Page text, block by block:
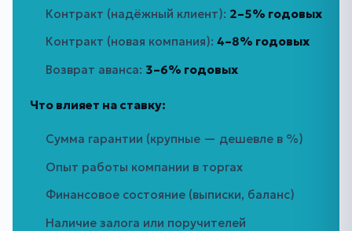
Контракт (надёжный клиент): 2–5% годовых
Контракт (новая компания): 4–8% годовых
Возврат аванса: 3–6% годовых
Что влияет на ставку:
Сумма гарантии (крупные — дешевле в %)
Опыт работы компании в торгах
Финансовое состояние (выписки, баланс)
Наличие залога или поручителей